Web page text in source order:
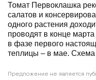
Томат Первоклашка
салатов и
одного растения
проводят в конце
в фазе первого
теплицы – в мае. Схема
Предложение не является